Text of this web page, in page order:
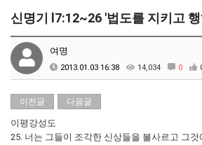
신명기 l7:12~26 '법도를 지키고
여명
2013.01.03 16:38 14,034 0
이전글 다음글
이평강성도
25. 너는 그들이 조각한 신상들을 불사르고 그